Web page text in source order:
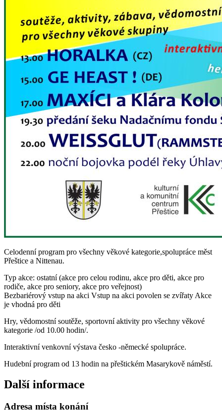
Celodenní program pro všechny věkové kategorie,spolupráce měst
Přeštice a Nittenau.
Typ akce: ostatní (akce pro celou rodinu, akce pro děti, akce pro
rodiče, akce pro seniory, akce pro veřejnost)
Bezbariérový vstup na akci Vstup na akci povolen se zvířaty Akce
je vhodná pro děti
Hry, vědomostní soutěže, sportovní aktivity pro všechny věkové
kategorie /od 10.00 hodin/.
Interaktivní venkovní výstava česko -německé spolupráce.
Hudební program od 13 hodin na přeštickém Masarykově náměstí.
Další informace
Adresa místa konání